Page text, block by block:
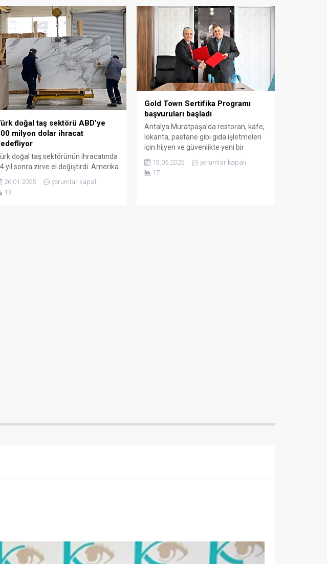
doğal taş sektörü ABD’ye
milyon dolar ihracat
doğal taş sektörünün ihracatında
yıl sonra zirve el değiştirdi. Amerika
dolarlık Türk doğal taşı
Çin Halk Cumhuriyeti’nden
26.01.2025
yorumlar kapalı
13
Gold Town Sertifika Programı
başvuruları başladı
Antalya Muratpaşa’da restoran, kafe,
lokanta, pastane gibi gıda işletmeleri
için hijyen ve güvenlikte yeni bir
standartlarını yükseltmeyi hedefleyen
Gold Town Sertifika Programına
13.05.2025
yorumlar kapalı
17